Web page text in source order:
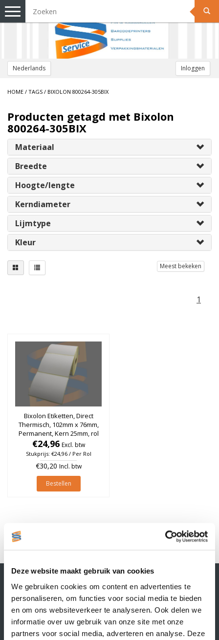
Deze website maakt gebruik van cookies
We gebruiken cookies om content en advertenties te
personaliseren, om functies voor social media te bieden
en om ons websiteverkeer te analyseren. Ook delen we
informatie over uw gebruik van onze site met onze
partners voor social media, adverteren en analyse. Deze
Nederlands Inloggen
Toggle
navigation
HOME / TAGS / BIXOLON 800264-305BIX
Producten getagd met Bixolon
800264-305BIX
Materiaal
Breedte
Hoogte/lengte
Kerndiameter
Lijmtype
Kleur
Meest bekeken
1
Bixolon Etiketten, Direct
Thermisch, 102mm x 76mm,
Permanent, Kern 25mm, rol
à 930 stuks
€24,96 Excl. btw
Stukprijs: €24,96 / Per Rol
€30,20 Incl. btw
Bestellen
1
Contactgegevens
Supply Service B.V.
Nijverheidsstraat 25-K
3861 RJ Nijkerk
info@supplyservice.nl
+31 33 468 13 42